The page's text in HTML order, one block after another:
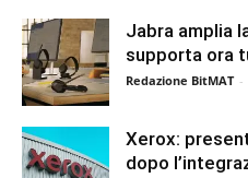
Jabra amplia
supporta ora
Redazione BitMAT -
Xerox:
dopo